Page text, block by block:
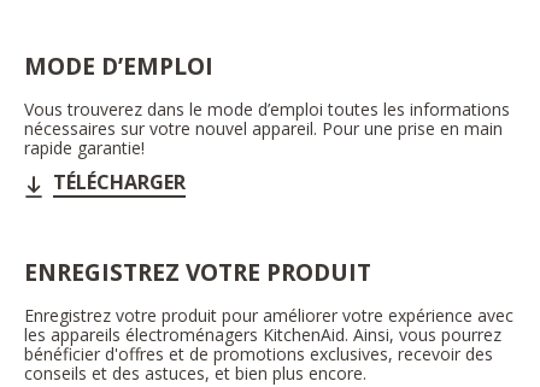
MODE D’EMPLOI
Vous trouverez dans le mode d’emploi toutes les informations
nécessaires sur votre nouvel appareil. Pour une prise en main
rapide garantie!
TÉLÉCHARGER
ENREGISTREZ VOTRE PRODUIT
Enregistrez votre produit pour améliorer votre expérience avec
les appareils électroménagers KitchenAid. Ainsi, vous pourrez
bénéficier d'offres et de promotions exclusives, recevoir des
conseils et des astuces, et bien plus encore.